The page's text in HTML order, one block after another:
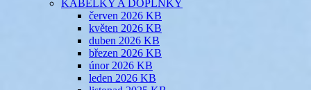
KABELKY A DOPLŇKY
červen 2026 KB
květen 2026 KB
duben 2026 KB
březen 2026 KB
únor 2026 KB
leden 2026 KB